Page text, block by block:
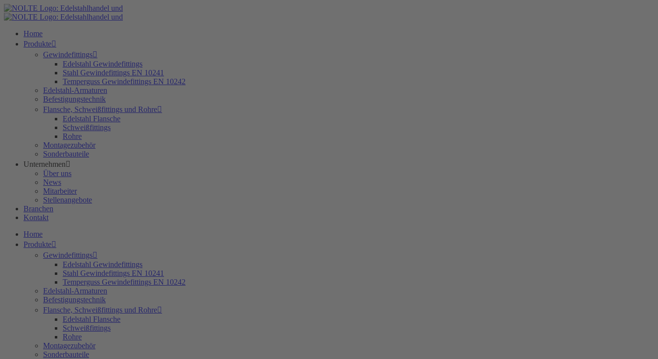
Zum
Inhalt
Home
Produkte
Gewindefittings
Edelstahl Gewindefittings
Stahl Gewindefittings EN 10241
Temperguss Gewindefittings EN 10242
Edelstahl-Armaturen
Befestigungstechnik
Flansche, Schweißfittings und Rohre
Edelstahl Flansche
Schweißfittings
Rohre
Montagezubehör
Sonderbauteile
Unternehmen
Über uns
News
Mitarbeiter
Stellenangebote
Branchen
Kontakt
Home
Produkte
Gewindefittings
Edelstahl Gewindefittings
Stahl Gewindefittings EN 10241
Temperguss Gewindefittings EN 10242
Edelstahl-Armaturen
Befestigungstechnik
Flansche, Schweißfittings und Rohre
Edelstahl Flansche
Schweißfittings
Rohre
Montagezubehör
Sonderbauteile